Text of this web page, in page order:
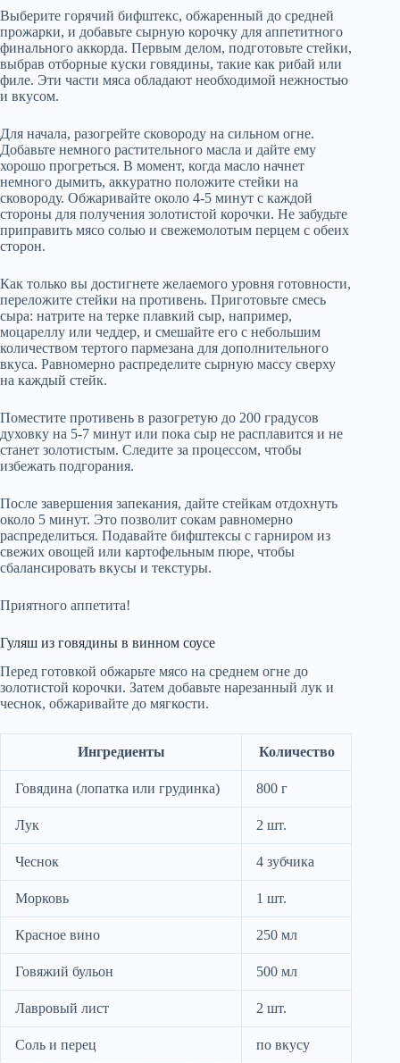
Выберите горячий бифштекс, обжаренный до средней
прожарки, и добавьте сырную корочку для аппетитного
финального аккорда. Первым делом, подготовьте стейки,
выбрав отборные куски говядины, такие как рибай или
филе. Эти части мяса обладают необходимой нежностью
и вкусом.
Для начала, разогрейте сковороду на сильном огне.
Добавьте немного растительного масла и дайте ему
хорошо прогреться. В момент, когда масло начнет
немного дымить, аккуратно положите стейки на
сковороду. Обжаривайте около 4-5 минут с каждой
стороны для получения золотистой корочки. Не забудьте
приправить мясо солью и свежемолотым перцем с обеих
сторон.
Как только вы достигнете желаемого уровня готовности,
переложите стейки на противень. Приготовьте смесь
сыра: натрите на терке плавкий сыр, например,
моцареллу или чеддер, и смешайте его с небольшим
количеством тертого пармезана для дополнительного
вкуса. Равномерно распределите сырную массу сверху
на каждый стейк.
Поместите противень в разогретую до 200 градусов
духовку на 5-7 минут или пока сыр не расплавится и не
станет золотистым. Следите за процессом, чтобы
избежать подгорания.
После завершения запекания, дайте стейкам отдохнуть
около 5 минут. Это позволит сокам равномерно
распределиться. Подавайте бифштексы с гарниром из
свежих овощей или картофельным пюре, чтобы
сбалансировать вкусы и текстуры.
Приятного аппетита!
Гуляш из говядины в винном соусе
Перед готовкой обжарьте мясо на среднем огне до
золотистой корочки. Затем добавьте нарезанный лук и
чеснок, обжаривайте до мягкости.
Ингредиенты Количество
Говядина (лопатка или грудинка) 800 г
Лук 2 шт.
Чеснок 4 зубчика
Морковь 1 шт.
Красное вино 250 мл
Говяжий бульон 500 мл
Лавровый лист 2 шт.
Соль и перец
по вкусу